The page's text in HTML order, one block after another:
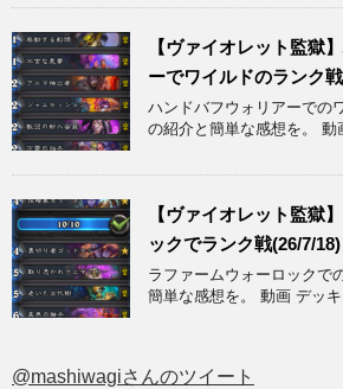
【ヴァイオレット監獄
ーでワイルドのランク
ハンドバフウォリアーでの
の紹介と簡単な感想を。 動
【ヴァイオレット監獄
ックでランク戦(26/7/18)
ラファームウォーロックで
簡単な感想を。 動画 デッ
@mashiwagiさんのツイート